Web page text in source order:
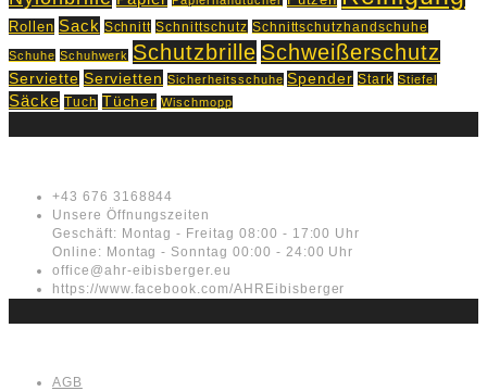
Rollen Sack Schnitt Schnittschutz Schnittschutzhandschuhe
Schuhe Schuhwerk Schutzbrille Schweißerschutz
Serviette Servietten Sicherheitsschuhe Spender Stark Stiefel
Säcke Tuch Tücher Wischmopp
+43 676 3168844
Unsere Öffnungszeiten
Geschäft: Montag - Freitag 08:00 - 17:00 Uhr
Online: Montag - Sonntag 00:00 - 24:00 Uhr
office@ahr-eibisberger.eu
https://www.facebook.com/AHREibisberger
AGB